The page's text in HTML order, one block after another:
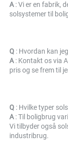
A : Vi er en fabrik,
solsystemer til
Q : Hvordan kan
A : Kontakt os via
pris og se frem til
Q : Hvilke typer
A : Til boligbrug
Vi tilbyder også
industribrug.